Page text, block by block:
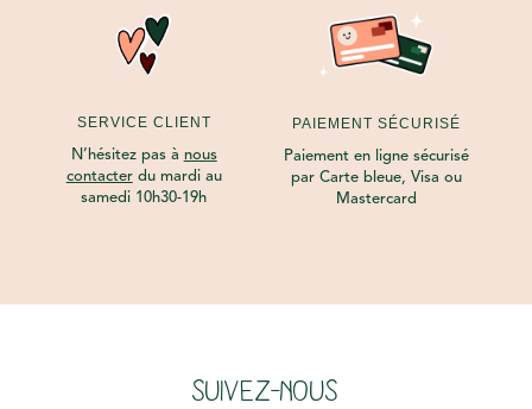
SERVICE CLIENT
N’hésitez pas à nous
contacterdu mardi au
samedi 10h30-19h
PAIEMENT SÉCURISÉ
Paiement en ligne sécurisé
par Carte bleue, Visa ou
Mastercard
SUIVEZ-NOUS